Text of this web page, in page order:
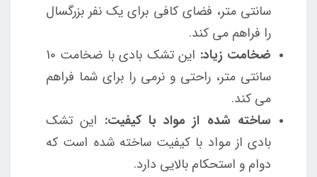
سانتی متر، فضای کافی برای یک نفر بزرگسال
را فراهم می کند.
ضخامت زیاد:
این تشک بادی با ضخامت 10
سانتی متر، راحتی و نرمی را برای شما فراهم
می کند.
ساخته شده از مواد با کیفیت: این تشک
بادی از مواد با کیفیت ساخته شده است که
دوام و استحکام بالایی دارد.